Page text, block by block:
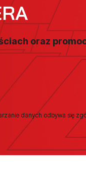
oraz
danych odbywa się